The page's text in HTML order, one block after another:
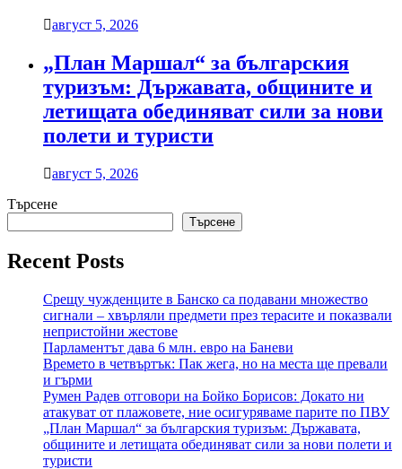
август 5, 2026
„План Маршал“ за българския
туризъм: Държавата, общините и
летищата обединяват сили за нови
полети и туристи
август 5, 2026
Търсене
Търсене
Recent Posts
Срещу чужденците в Банско са подавани множество
сигнали – хвърляли предмети през терасите и показвали
непристойни жестове
Парламентът дава 6 млн. евро на Баневи
Времето в четвъртък: Пак жега, но на места ще превали
и гърми
Румен Радев отговори на Бойко Борисов: Докато ни
атакуват от плажовете, ние осигуряваме парите по ПВУ
„План Маршал“ за българския туризъм: Държавата,
общините и летищата обединяват сили за нови полети и
туристи